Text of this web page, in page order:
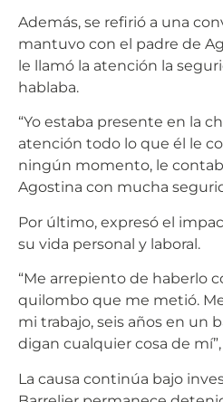
Además, se refirió a una
mantuvo con el padre de
le llamó la atención la
hablaba.
“Yo estaba presente en la
atención todo lo que él le
ningún momento, le
Agostina con mucha
Por último, expresó el
su vida personal y laboral.
“Me arrepiento de haberlo
quilombo que me metió.
mi trabajo, seis años en un
digan cualquier cosa de
La causa continúa bajo